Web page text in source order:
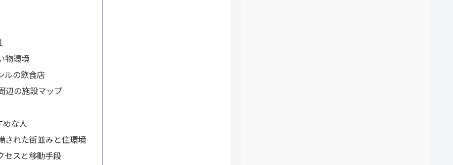
物環境
ルの飲食店
辺の施設マップ
な人
された街並みと住環境
セスと移動手段